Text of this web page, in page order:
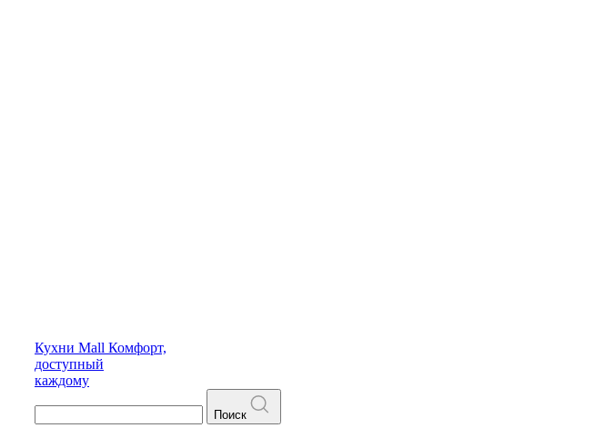
Кухни Mall Комфорт,
доступный
каждому
Поиск